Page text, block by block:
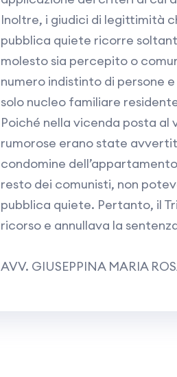
Inoltre, i giudici di legittimità
pubblica quiete ricorre
molesto sia percepito o
numero indistinto di persone
solo nucleo familiare
Poiché nella vicenda posta al
rumorose erano state
condomine
resto dei comunisti, non
pubblica quiete. Pertanto, il
ricorso e annullava la
AVV. GIUSEPPINA MARIA